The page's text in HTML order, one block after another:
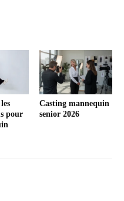
pour
Casting mannequin
senior 2026